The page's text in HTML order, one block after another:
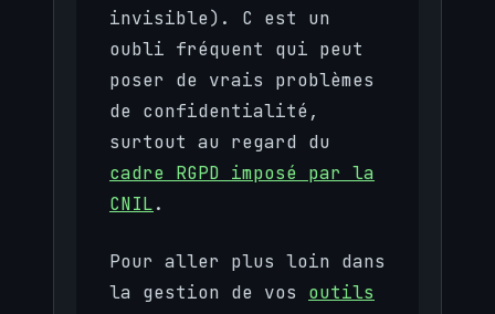
invisible). C est un
oubli fréquent qui peut
poser de vrais problèmes
de confidentialité,
surtout au regard du
cadre RGPD imposé par la
CNIL.
Pour aller plus loin dans
la gestion de vos outils